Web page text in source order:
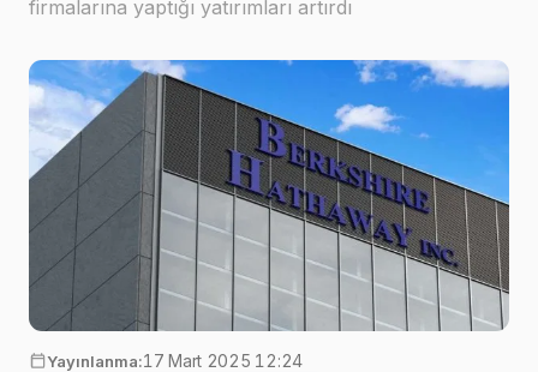
firmalarına yaptığı yatırımları artırdı
Yayınlanma:17 Mart 2025 12:24